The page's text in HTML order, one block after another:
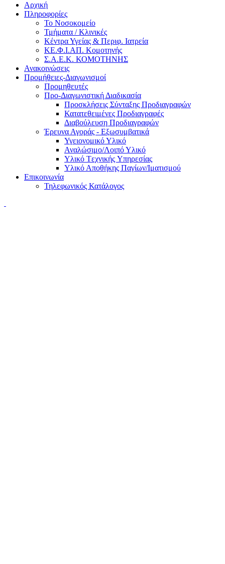
Αρχική
Πληροφορίες
Το Νοσοκομείο
Τμήματα / Κλινικές
Κέντρα Υγείας & Περιφ. Ιατρεία
ΚΕ.Φ.Ι.ΑΠ. Κομοτηνής
Σ.Α.Ε.Κ. ΚΟΜΟΤΗΝΗΣ
Ανακοινώσεις
Προμήθειες-Διαγωνισμοί
Προμηθευτές
Προ-Διαγωνιστική Διαδικασία
Προσκλήσεις Σύνταξης Προδιαγραφών
Κατατεθειμένες Προδιαγραφές
Διαβούλευση Προδιαγραφών
Έρευνα Αγοράς - Εξωσυμβατικά
Υγειονομικό Υλικό
Αναλώσιμο/Λοιπό Υλικό
Υλικό Tεχνικής Yπηρεσίας
Υλικό Αποθήκης Παγίων/Ιματισμού
Επικοινωνία
Τηλεφωνικός Κατάλογος